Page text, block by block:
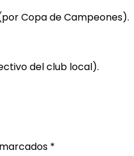
Copa de Campeones).
del club local).
*